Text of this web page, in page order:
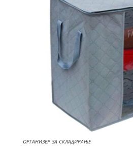
ОРГАНИЗЕР ЗА СКЛАДИРАЊЕ